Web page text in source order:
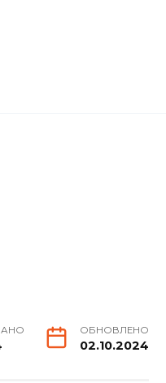
ОБНОВЛЕНО
02.10.2024